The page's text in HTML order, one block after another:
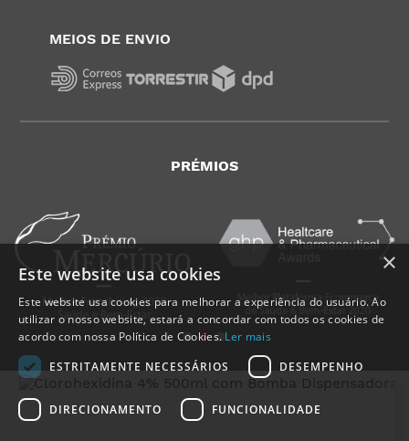
MEIOS DE ENVIO
PRÉMIOS
×
Este website usa cookies
Este website usa cookies para melhorar a experiência do usuário. Ao
utilizar o nosso website, estará a concordar com todos os cookies de
acordo com nossa Política de Cookies. Ler mais
ESTRITAMENTE NECESSÁRIOS
DESEMPENHO
DIRECIONAMENTO FUNCIONALIDADE